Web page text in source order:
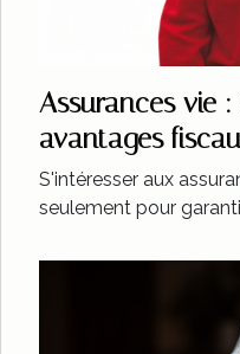
Assurances vie
avantages
S'intéresser aux
seulement pour